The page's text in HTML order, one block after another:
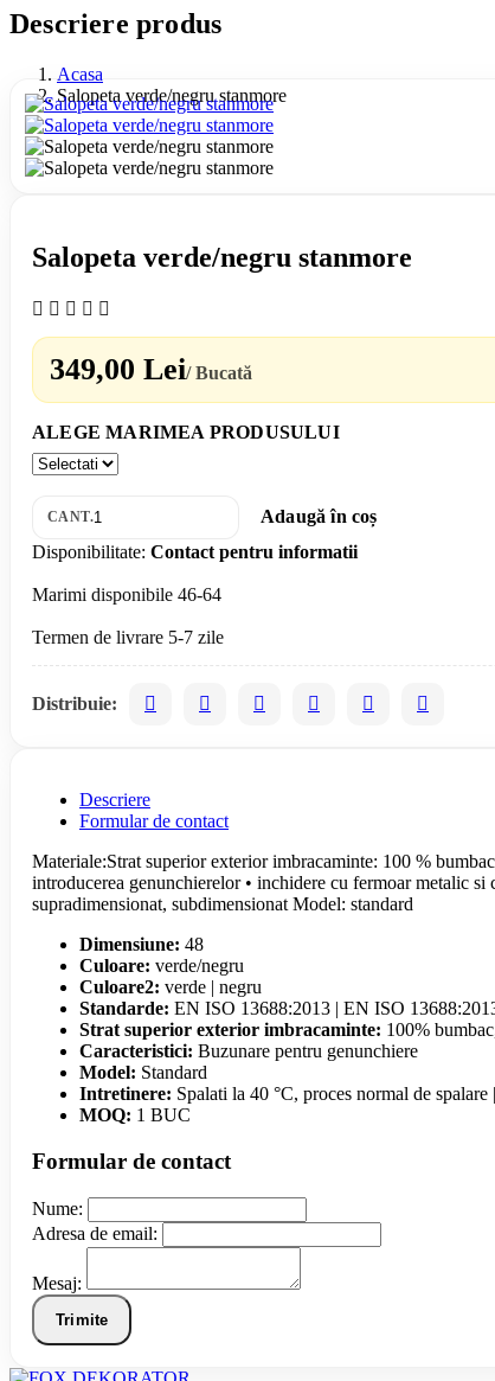
Descriere produs
Acasa
Salopeta verde/negru stanmore
Salopeta verde/negru stanmore
349,00 Lei/ Bucată
ALEGE MARIMEA PRODUSULUI
CANT.
Adaugă în coș
Disponibilitate: Contact pentru informatii
Marimi disponibile 46-64
Distribuie:
Descriere
Formular de contact
Materiale:Strat superior exterior imbracaminte: 100 %
introducerea genunchierelor • inchidere cu fermoar metalic
supradimensionat, subdimensionat Model: standard
Dimensiune: 48
Culoare: verde/negru
Culoare2: verde | negru
Standarde: EN ISO 13688:2013 | EN ISO
Strat superior exterior imbracaminte: 100%
Caracteristici: Buzunare pentru genunchiere
Model: Standard
Intretinere: Spalati la 40 °C, proces normal de
MOQ: 1 BUC
Formular de contact
Nume:
Adresa de email:
Mesaj:
Trimite